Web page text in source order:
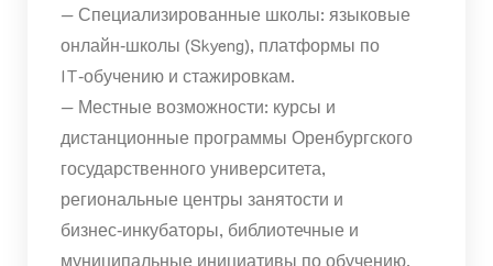
— Специализированные школы: языковые
онлайн‑школы (Skyeng), платформы по
IT‑обучению и стажировкам.
— Местные возможности: курсы и
дистанционные программы Оренбургского
государственного университета,
региональные центры занятости и
бизнес‑инкубаторы, библиотечные и
муниципальные инициативы по обучению.